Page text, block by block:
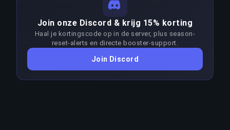
skill-niveaus. Consistent winnen in het segment
Arena–Arena vraagt aanzienlijk meer skill dan de
doelrank. Boosters passen hun aanpak per patch
aan om de meta voor te blijven; elke
aanhoudende terugval in prestaties leidt direct
Join onze Discord & krijg 15% korting
Haal je kortingscode op in de server, plus season-
reset-alerts en directe booster-support.
Join Discord